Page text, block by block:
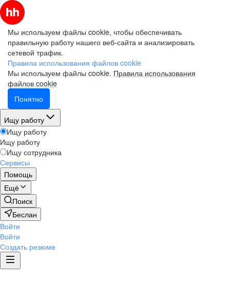
Мы используем файлы cookie, чтобы обеспечивать
правильную работу нашего веб-сайта и анализировать
сетевой трафик.
Правила использования файлов cookie
Мы используем файлы cookie. Правила использования
файлов cookie
Понятно
Ищу работу
Ищу работу
Ищу работу
Ищу сотрудника
Сервисы
Помощь
Ещё
Поиск
Беслан
Войти
Войти
Создать резюме